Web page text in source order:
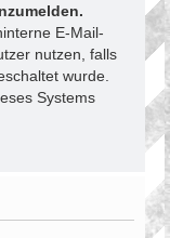
E-Mail-
nutzen, falls
wurde.
Systems